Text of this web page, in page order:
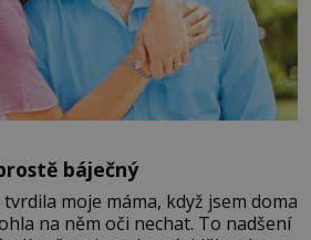
báječný
moje máma, když jsem doma
na něm oči nechat. To nadšení